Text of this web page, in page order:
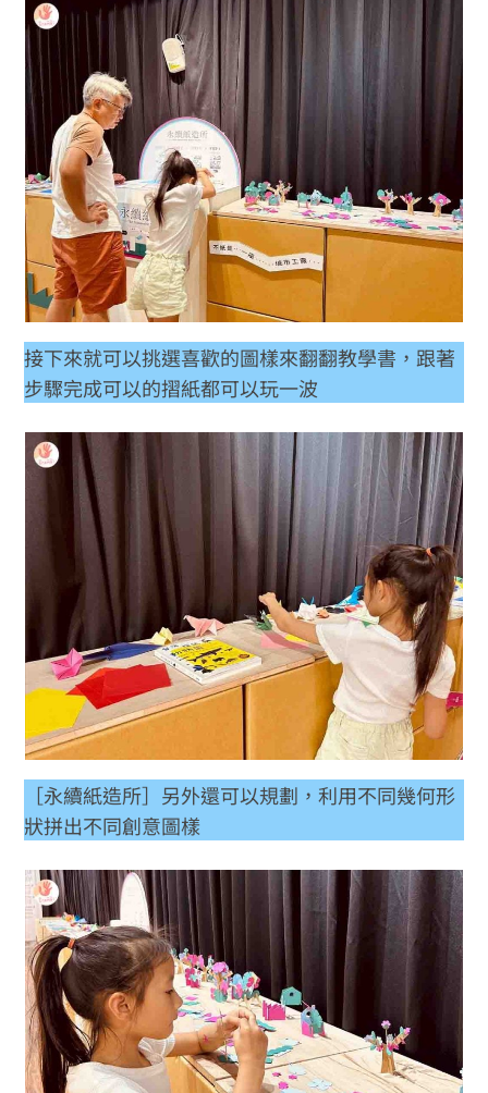
接下來就可以挑選喜歡的圖樣來翻翻教學書，跟著
步驟完成可以的摺紙都可以玩一波
［永續紙造所］另外還可以規劃，利用不同幾何形
狀拼出不同創意圖樣